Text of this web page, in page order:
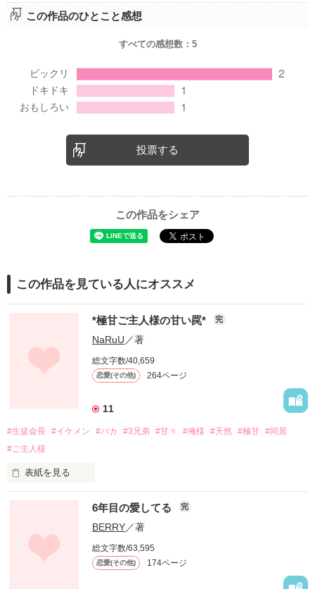
この作品のひとこと感想
すべての感想数： 5
投票する
この作品をシェア
この作品を見ている人にオススメ
*極甘ご主人様の甘い罠* 完
NaRuU ／著
総文字数/40,659
恋愛(その他) 264ページ
11
#生徒会長 #イケメン #バカ #3兄弟 #甘々 #俺様 #天然 #極甘 #同居
#ご主人様
表紙を見る
「ン…」
6年目の愛してる 完
BERRY／著
総文字数/63,595
恋愛(その他) 174ページ